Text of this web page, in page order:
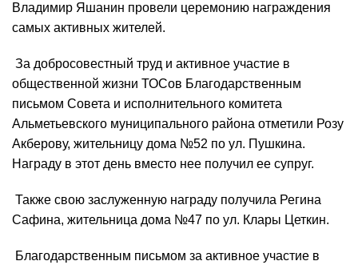
Владимир Яшанин провели церемонию награждения
самых активных жителей.
За добросовестный труд и активное участие в
общественной жизни ТОСов Благодарственным
письмом Совета и исполнительного комитета
Альметьевского муниципального района отметили Розу
Акберову, жительницу дома №52 по ул. Пушкина.
Награду в этот день вместо нее получил ее супруг.
Также свою заслуженную награду получила Регина
Сафина, жительница дома №47 по ул. Клары Цеткин.
Благодарственным письмом за активное участие в